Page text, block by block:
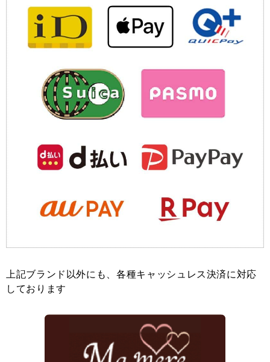
上記ブランド以外にも、各種キャッシュレス決済に対応
しております